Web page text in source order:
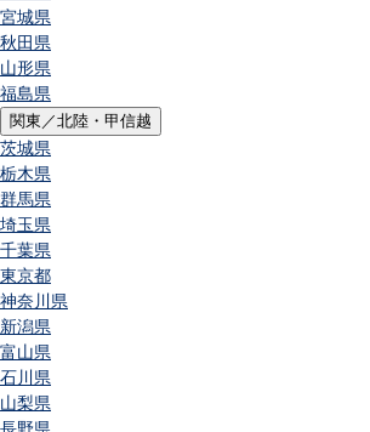
宮城県
秋田県
山形県
福島県
関東／北陸・甲信越
茨城県
栃木県
群馬県
埼玉県
千葉県
東京都
神奈川県
新潟県
富山県
石川県
山梨県